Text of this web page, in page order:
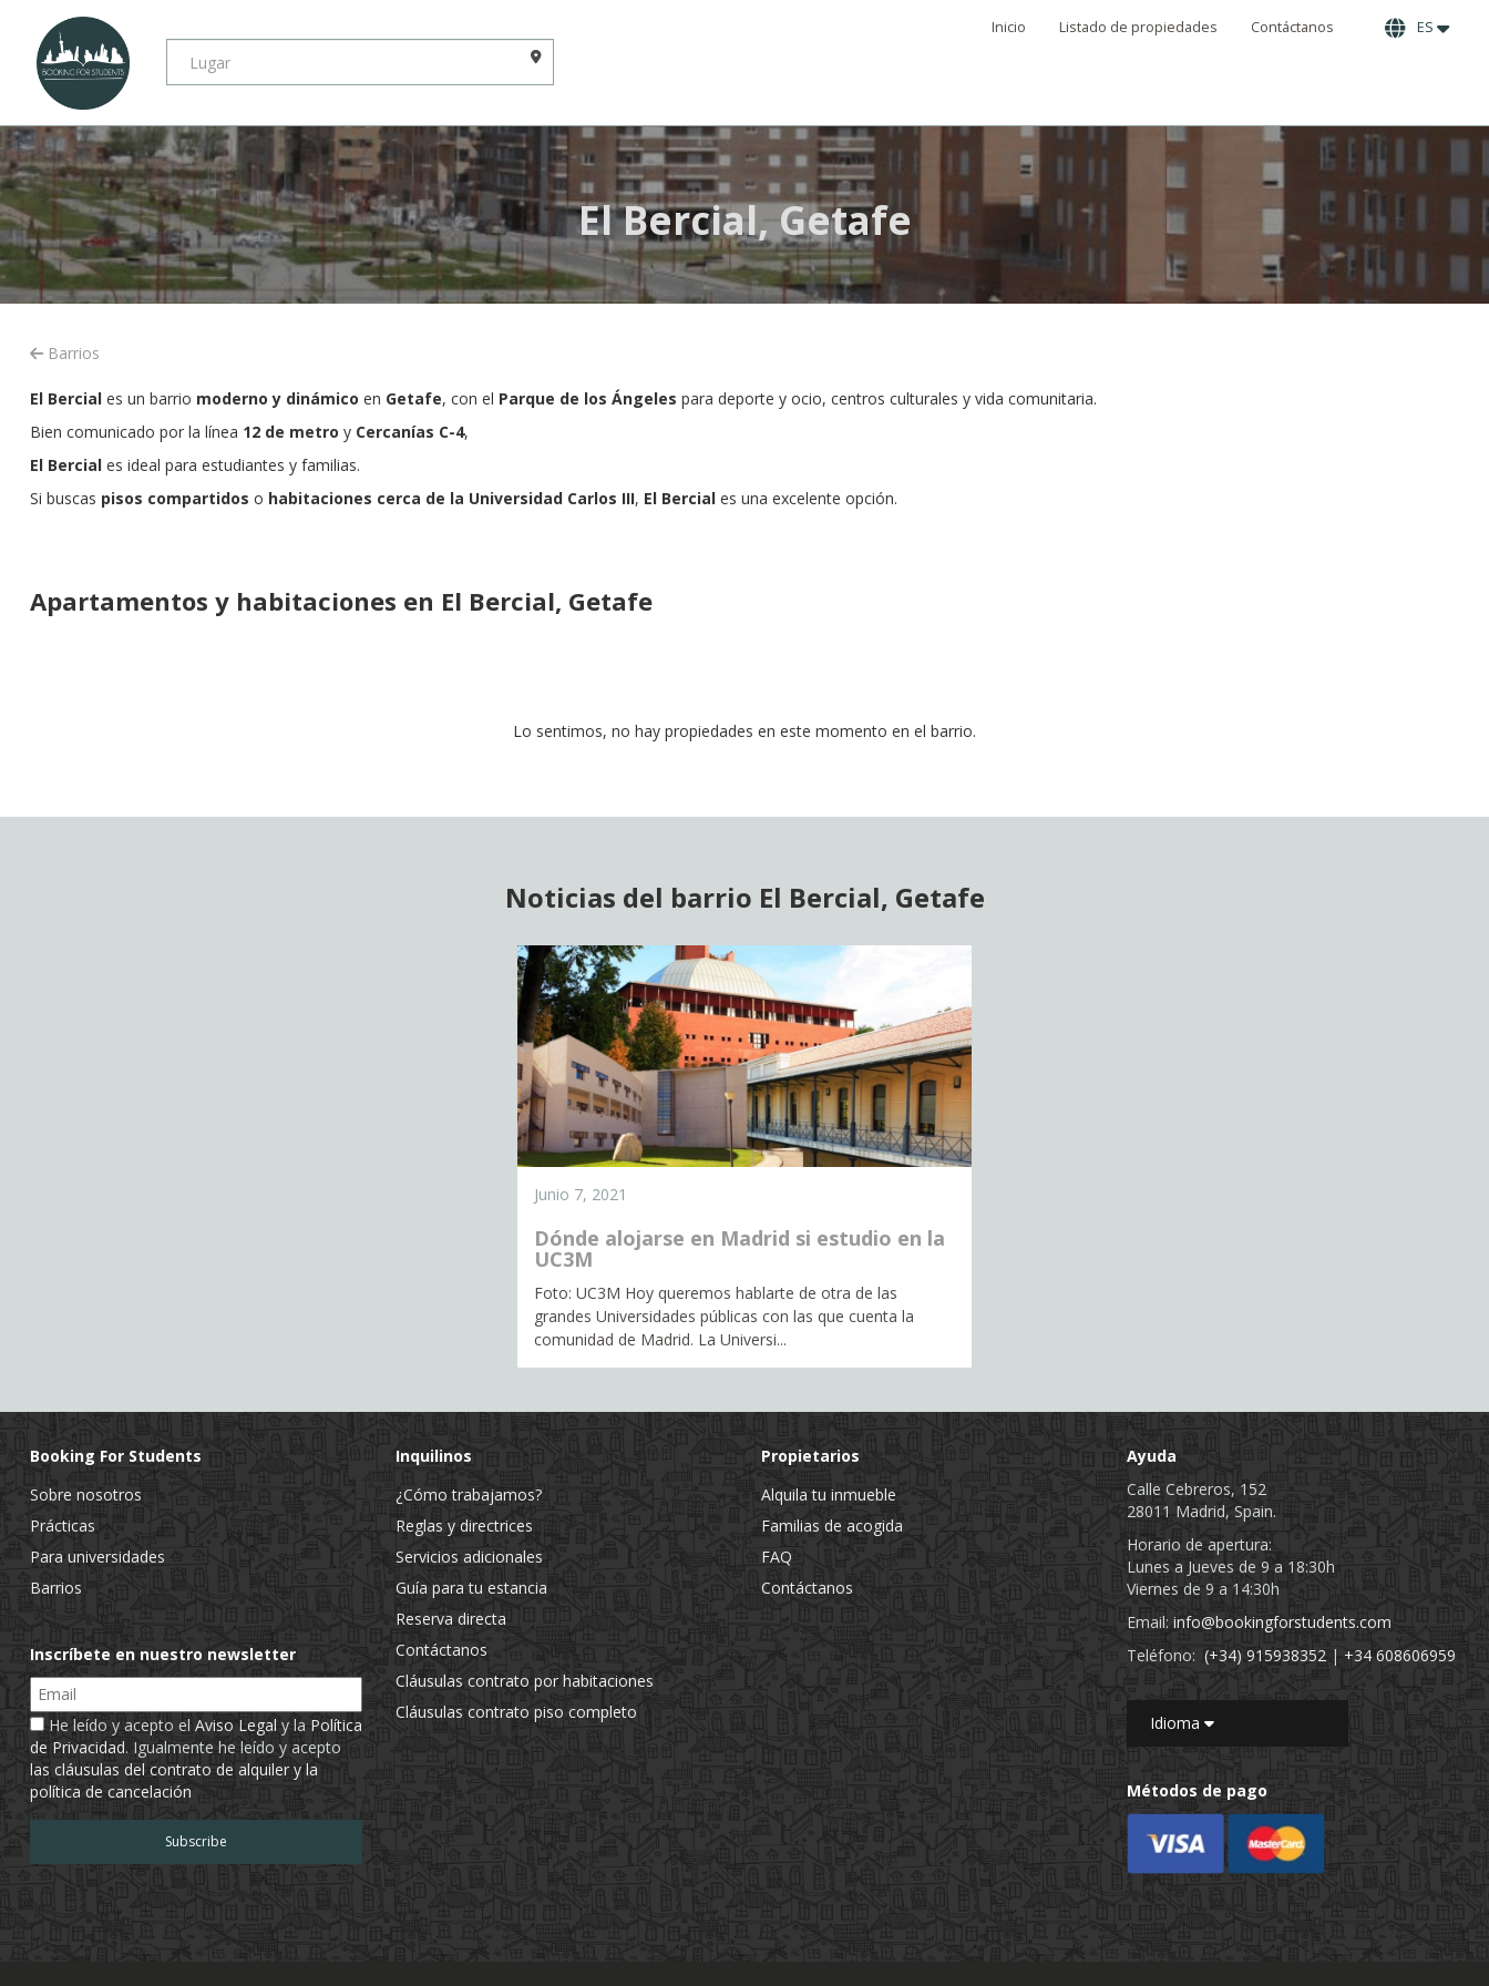
Inicio Listado de propiedades Contáctanos ES
El Bercial, Getafe
Barrios
El Bercial es un barrio moderno y dinámico en Getafe, con el Parque de los Ángeles para deporte y ocio, centros culturales y vida comunitaria.
Bien comunicado por la línea 12 de metro y Cercanías C-4,
El Bercial es ideal para estudiantes y familias.
Si buscas pisos compartidos o habitaciones cerca de la Universidad Carlos III, El Bercial es una excelente opción.
Apartamentos y habitaciones en El Bercial, Getafe
Lo sentimos, no hay propiedades en este momento en el barrio.
Noticias del barrio El Bercial, Getafe
Junio 7, 2021
Dónde alojarse en Madrid si estudio en la
UC3M
Foto: UC3M Hoy queremos hablarte de otra de las
grandes Universidades públicas con las que cuenta la
comunidad de Madrid. La Universi...
Booking For Students
Sobre nosotros
Prácticas
Para universidades
Barrios
Inscríbete en nuestro newsletter
Email
He leído y acepto el Aviso Legal y la Política
de Privacidad. Igualmente he leído y acepto
las cláusulas del contrato de alquiler y la
política de cancelación
Inquilinos
¿Cómo trabajamos?
Reglas y directrices
Servicios adicionales
Guía para tu estancia
Reserva directa
Contáctanos
Cláusulas contrato por habitaciones
Cláusulas contrato piso completo
Propietarios
Alquila tu inmueble
Familias de acogida
FAQ
Contáctanos
Ayuda
Calle Cebreros, 152
28011 Madrid, Spain.
Horario de apertura:
Lunes a Jueves de 9 a 18:30h
Viernes de 9 a 14:30h
Email: info@bookingforstudents.com
Teléfono: (+34) 915938352| +34 608606959
Idioma
Métodos de pago